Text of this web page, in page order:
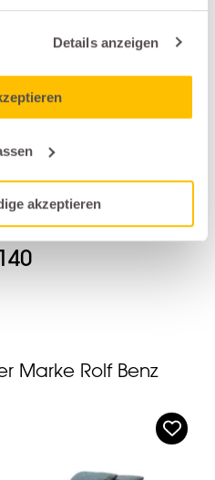
Details anzeigen
akzeptieren
Marke Rolf Benz